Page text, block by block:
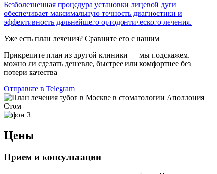
Безболезненная процедура установки лицевой дуги
обеспечивает максимальную точность диагностики и
эффективность дальнейшего ортодонтического лечения.
Уже есть план лечения? Сравните его с нашим
Прикрепите план из другой клиники — мы подскажем,
можно ли сделать дешевле, быстрее или комфортнее без
потери качества
Отправьте в Telegram
Цены
Прием и консультации